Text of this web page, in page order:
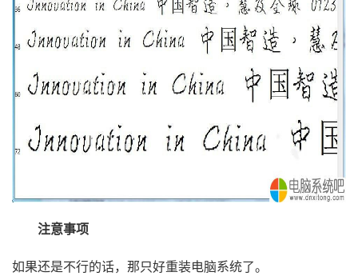
注意事项
如果还是不行的话，那只好重装电脑系统了。